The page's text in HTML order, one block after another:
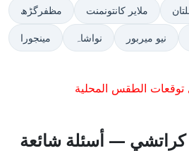
مظفرگڑھ ملاير كانتونمنت
مينجورا نواشاہ نيو ميربور
— أسئلة شائعة